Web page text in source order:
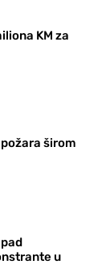
KM za
širom
u